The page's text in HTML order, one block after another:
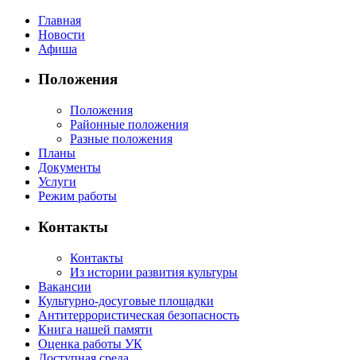
Главная
Новости
Афиша
Положения
Положения
Районные положения
Разные положения
Планы
Документы
Услуги
Режим работы
Контакты
Контакты
Из истории развития культуры
Вакансии
Культурно-досуговые площадки
Антитеррористическая безопасность
Книга нашей памяти
Оценка работы УК